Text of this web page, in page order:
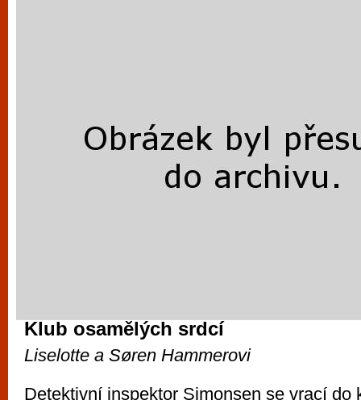
Klub osamělých srdcí
Liselotte a Søren Hammerovi
Detektivní inspektor Simonsen se vrací do